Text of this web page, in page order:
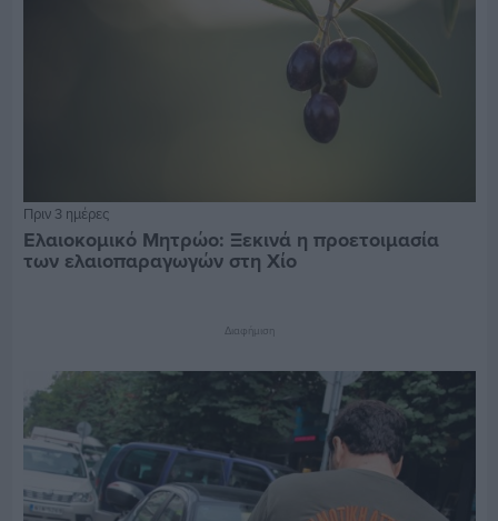
Πριν 3 ημέρες
Ελαιοκομικό Μητρώο: Ξεκινά η προετοιμασία
των ελαιοπαραγωγών στη Χίο
Διαφήμιση